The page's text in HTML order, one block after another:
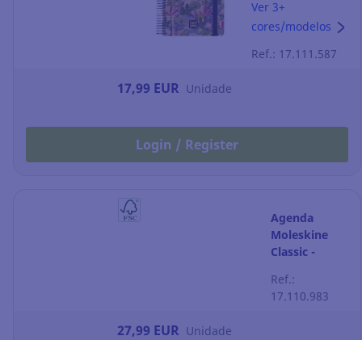
Amazonas - dia
por página - 170
Ver 3+
cores/modelos
Ref.: 17.111.587
17,99 EUR Unidade
Login / Register
Agenda
Moleskine
Classic -
vista - 130 x
210 mm -
Ref.:
17.110.983
27,99 EUR Unidade